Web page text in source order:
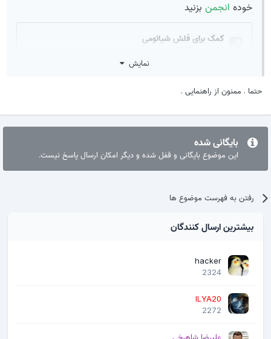
خودهانجمنبزنید
نمایش
حتما . ممنون از راهنمایی .
بایگانی شده
این موضوع بایگانی و قفل شده و دیگر امکان ارسال پاسخ نیست.
رفتن به فهرست موضوع ها
بیشترین ارسال کنندگان
hacker
2324
ILYA20
2272
علیرضا شاهرخی